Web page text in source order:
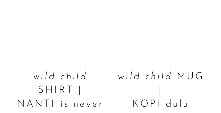
wild child
SHIRT |
NANTI is never
wild child
MUG
KOPI dulu